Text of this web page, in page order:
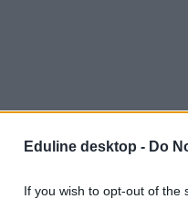
Eduline desktop - Do
If you wish to opt-out of the